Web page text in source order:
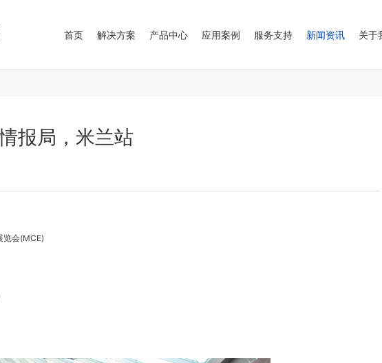
首页 解决方案 产品中心 应用案例 服务支持 新闻资讯 关于
报局，米兰站
会(MCE)